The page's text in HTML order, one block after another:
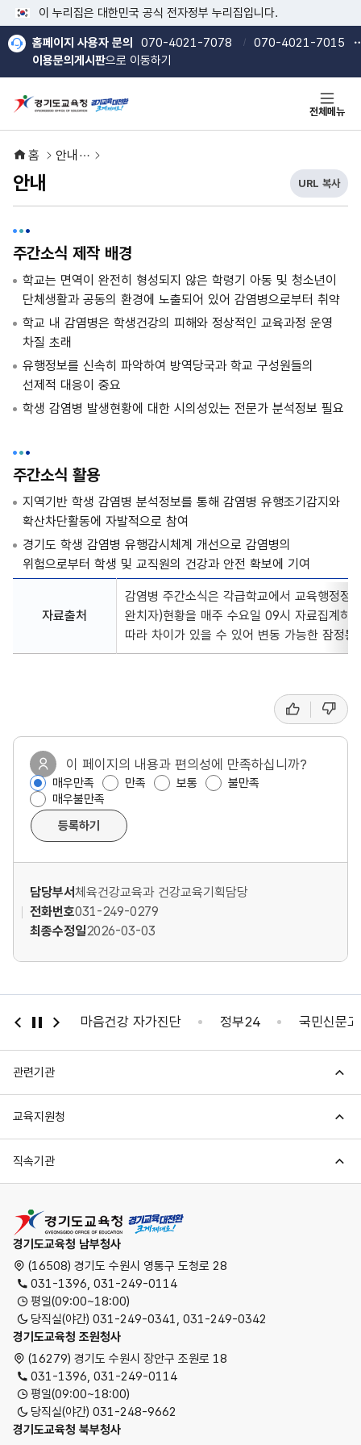
본문 바로가기
메인메뉴 바로가기
이 누리집은 대한민국 공식 전자정부 누리집입니다.
홈페이지 사용자 문의 070-4021-7078
070-4021-7015
이용문의게시판으로 이동하기
전체메뉴
홈 안내
안내
열기
열기
URL 복사
현
재
사
버
주간소식 제작 배경
학교는 면역이 완전히 형성되지 않은 학령기 아동 및 청소년이
단체생활과 공동의 환경에 노출되어 있어 감염병으로부터 취약
학교 내 감염병은 학생건강의 피해와 정상적인 교육과정 운영
차질 초래
유행정보를 신속히 파악하여 방역당국과 학교 구성원들의
선제적 대응이 중요
학생 감염병 발생현황에 대한 시의성있는 전문가 분석정보 필요
주간소식 활용
지역기반 학생 감염병 분석정보를 통해 감염병 유행조기감지와
확산차단활동에 자발적으로 참여
경기도 학생 감염병 유행감시체계 개선으로 감염병의
위험으로부터 학생 및 교직원의 건강과 안전 확보에 기여
자료출처
감염병 주간소식은 각급학교에서 교육행정
완치자)현황을 매주 수요일 09시 자료집계하
따라 차이가 있을 수 있어 변동 가능한 잠정통
호
조
좋
요
싫
어
요
이 페이지의 내용과 편의성에 만족하십니까?
매우만족 만족 보통
불만족
매우불만족
등록하기
담당부서체육건강교육과 건강교육기획담당
전화번호031-249-0279
최종수정일2026-03-03
가진단 마음건강 자가진단 정부24 국민신문고
관련기관
교육지원청
직속기관
경기도교육청
경기도교육청 남부청사
(16508) 경기도 수원시 영통구 도청로 28
031-1396, 031-249-0114
평일(09:00~18:00)
당직실(야간) 031-249-0341, 031-249-0342
경기도교육청 조원청사
(16279) 경기도 수원시 장안구 조원로 18
031-1396, 031-249-0114
평일(09:00~18:00)
당직실(야간) 031-248-9662
경기도교육청 북부청사